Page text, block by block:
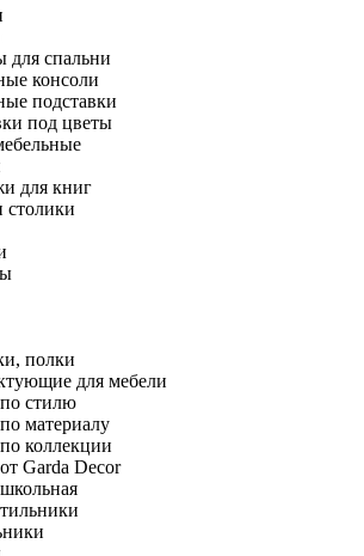
для спальни
консоли
подставки
под цветы
для книг
полки
для мебели
стилю
материалу
коллекции
Garda Decor